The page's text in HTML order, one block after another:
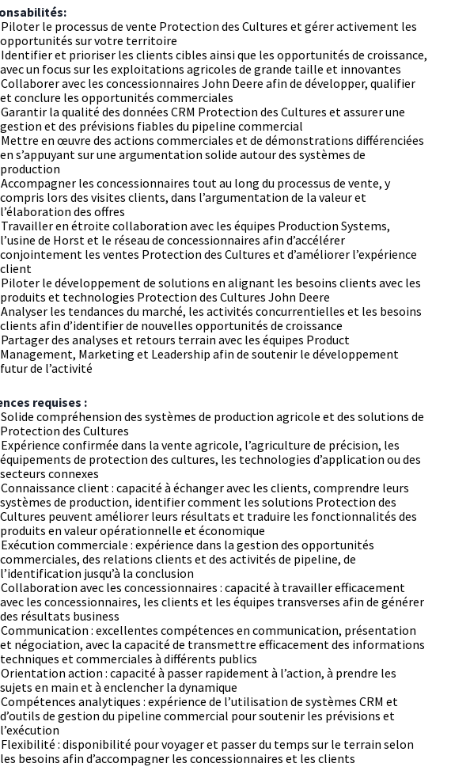
Piloter le processus de vente Protection des Cultures et gérer activement les
opportunités sur votre territoire
Identifier et prioriser les clients cibles ainsi que les opportunités de croissance,
avec un focus sur les exploitations agricoles de grande taille et innovantes
Collaborer avec les concessionnaires John Deere afin de développer, qualifier
et conclure les opportunités commerciales
Garantir la qualité des données CRM Protection des Cultures et assurer une
gestion et des prévisions fiables du pipeline commercial
Mettre en œuvre des actions commerciales et de démonstrations différenciées
en s’appuyant sur une argumentation solide autour des systèmes de
production
Accompagner les concessionnaires tout au long du processus de vente, y
compris lors des visites clients, dans l’argumentation de la valeur et
l’élaboration des offres
Travailler en étroite collaboration avec les équipes Production Systems,
l’usine de Horst et le réseau de concessionnaires afin d’accélérer
conjointement les ventes Protection des Cultures et d’améliorer l’expérience
client
Piloter le développement de solutions en alignant les besoins clients avec les
produits et technologies Protection des Cultures John Deere
Analyser les tendances du marché, les activités concurrentielles et les besoins
clients afin d’identifier de nouvelles opportunités de croissance
Partager des analyses et retours terrain avec les équipes Product
Management, Marketing et Leadership afin de soutenir le développement
futur de l’activité
requises :
Solide compréhension des systèmes de production agricole et des solutions de
Protection des Cultures
Expérience confirmée dans la vente agricole, l’agriculture de précision, les
équipements de protection des cultures, les technologies d’application ou des
secteurs connexes
Connaissance client : capacité à échanger avec les clients, comprendre leurs
systèmes de production, identifier comment les solutions Protection des
Cultures peuvent améliorer leurs résultats et traduire les fonctionnalités des
produits en valeur opérationnelle et économique
Exécution commerciale : expérience dans la gestion des opportunités
commerciales, des relations clients et des activités de pipeline, de
l’identification jusqu’à la conclusion
Collaboration avec les concessionnaires : capacité à travailler efficacement
avec les concessionnaires, les clients et les équipes transverses afin de générer
des résultats business
Communication : excellentes compétences en communication, présentation
et négociation, avec la capacité de transmettre efficacement des informations
techniques et commerciales à différents publics
Orientation action : capacité à passer rapidement à l’action, à prendre les
sujets en main et à enclencher la dynamique
Compétences analytiques : expérience de l’utilisation de systèmes CRM et
d’outils de gestion du pipeline commercial pour soutenir les prévisions et
l’exécution
Flexibilité : disponibilité pour voyager et passer du temps sur le terrain selon
les besoins afin d’accompagner les concessionnaires et les clients